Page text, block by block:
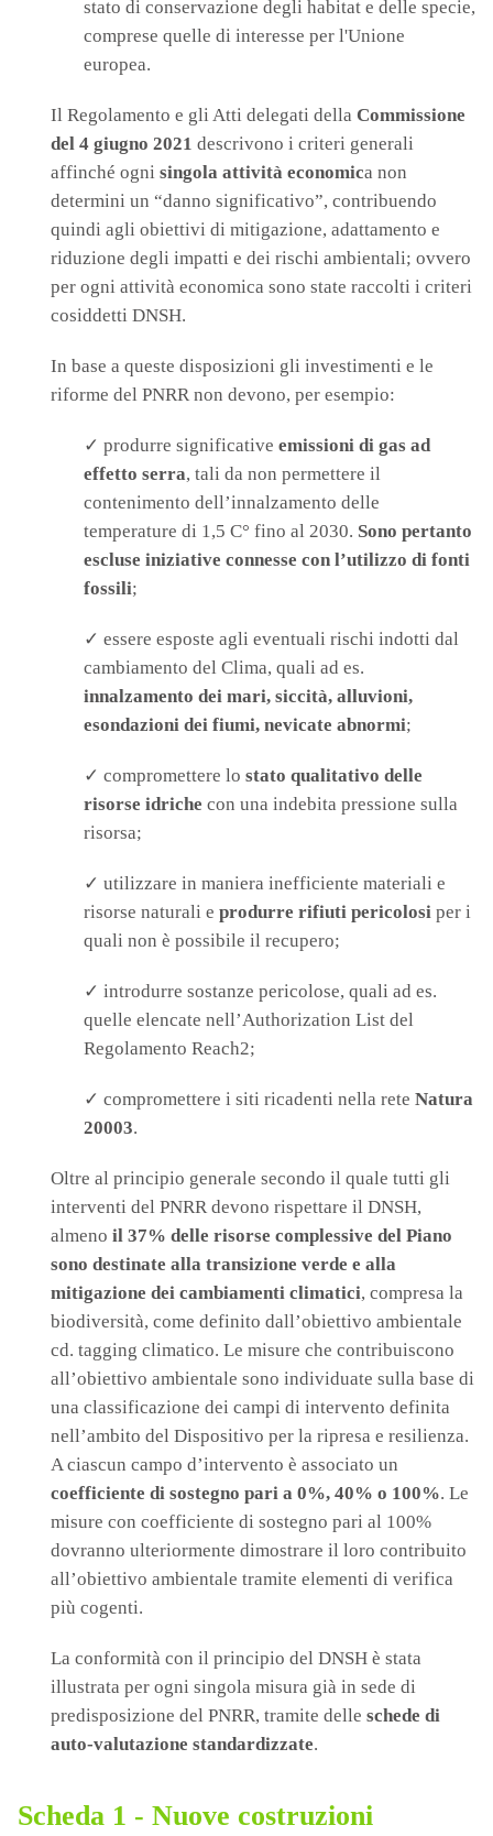
stato di conservazione degli habitat e delle specie,
comprese quelle di interesse per l'Unione
europea.
Il Regolamento e gli Atti delegati della Commissione
del 4 giugno 2021 descrivono i criteri generali
affinché ogni singola attività economica non
determini un “danno significativo”, contribuendo
quindi agli obiettivi di mitigazione, adattamento e
riduzione degli impatti e dei rischi ambientali; ovvero
per ogni attività economica sono state raccolti i criteri
cosiddetti DNSH.
In base a queste disposizioni gli investimenti e le
riforme del PNRR non devono, per esempio:
✓ produrre significative emissioni di gas ad
effetto serra, tali da non permettere il
contenimento dell’innalzamento delle
temperature di 1,5 C° fino al 2030. Sono pertanto
escluse iniziative connesse con l’utilizzo di fonti
fossili;
✓ essere esposte agli eventuali rischi indotti dal
cambiamento del Clima, quali ad es.
innalzamento dei mari, siccità, alluvioni,
esondazioni dei fiumi, nevicate abnormi;
✓ compromettere lo stato qualitativo delle
risorse idriche con una indebita pressione sulla
risorsa;
✓ utilizzare in maniera inefficiente materiali e
risorse naturali e produrre rifiuti pericolosi per i
quali non è possibile il recupero;
✓ introdurre sostanze pericolose, quali ad es.
quelle elencate nell’Authorization List del
Regolamento Reach2;
✓ compromettere i siti ricadenti nella rete Natura
20003.
Oltre al principio generale secondo il quale tutti gli
interventi del PNRR devono rispettare il DNSH,
almeno il 37% delle risorse complessive del Piano
sono destinate alla transizione verde e alla
mitigazione dei cambiamenti climatici, compresa la
biodiversità, come definito dall’obiettivo ambientale
cd. tagging climatico. Le misure che contribuiscono
all’obiettivo ambientale sono individuate sulla base di
una classificazione dei campi di intervento definita
nell’ambito del Dispositivo per la ripresa e resilienza.
A ciascun campo d’intervento è associato un
coefficiente di sostegno pari a 0%, 40% o 100%. Le
misure con coefficiente di sostegno pari al 100%
dovranno ulteriormente dimostrare il loro contribuito
all’obiettivo ambientale tramite elementi di verifica
più cogenti.
La conformità con il principio del DNSH è stata
illustrata per ogni singola misura già in sede di
predisposizione del PNRR, tramite delle schede di
auto-valutazione standardizzate.
Scheda 1 - Nuove costruzioni